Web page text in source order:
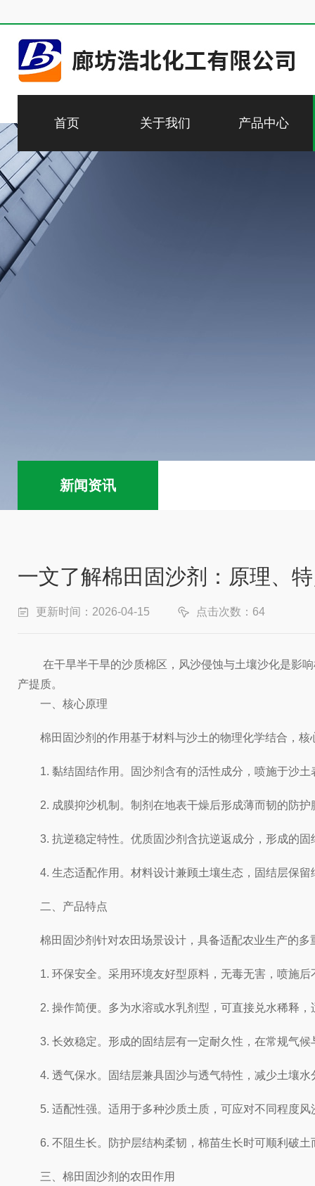
首页 关于我们 产品中心
新闻资讯
一文了解棉田固沙剂：原理、
更新时间：2026-04-15 点击次数：64
在干旱半干旱的沙质棉区，风沙侵蚀与土壤沙化是影响
产提质。
一、核心原理
棉田固沙剂的作用基于材料与沙土的物理化学结合，核
1. 黏结固结作用。固沙剂含有的活性成分，喷施于沙土
2. 成膜抑沙机制。制剂在地表干燥后形成薄而韧的防护
3. 抗逆稳定特性。优质固沙剂含抗逆返成分，形成的固
4. 生态适配作用。材料设计兼顾土壤生态，固结层保留
二、产品特点
棉田固沙剂针对农田场景设计，具备适配农业生产的多
1. 环保安全。采用环境友好型原料，无毒无害，喷施后
2. 操作简便。多为水溶或水乳剂型，可直接兑水稀释，
3. 长效稳定。形成的固结层有一定耐久性，在常规气候
4. 透气保水。固结层兼具固沙与透气特性，减少土壤水
5. 适配性强。适用于多种沙质土质，可应对不同程度风
6. 不阻生长。防护层结构柔韧，棉苗生长时可顺利破土
三、棉田固沙剂的农田作用